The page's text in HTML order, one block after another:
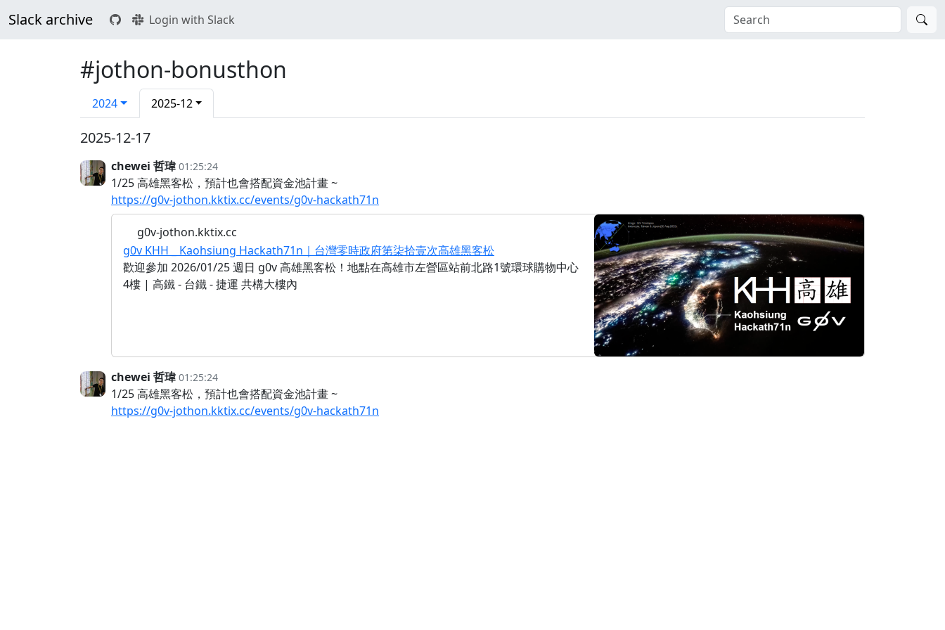
Slack archive Login with Slack
#jothon-bonusthon
2024 2025-12
2025-12-17
chewei 哲瑋 01:25:24
1/25 高雄黑客松，預計也會搭配資金池計畫 ~
https://g0v-jothon.kktix.cc/events/g0v-hackath71n
g0v-jothon.kktix.cc
g0v KHH _ Kaohsiung Hackath71n｜台灣零時政府第柒拾壹次高雄黑客松
歡迎參加 2026/01/25 週日 g0v 高雄黑客松！地點在高雄市左營區站前北路1號環球購物中心
4樓 | 高鐵 - 台鐵 - 捷運 共構大樓內
chewei 哲瑋 01:25:24
1/25 高雄黑客松，預計也會搭配資金池計畫 ~
https://g0v-jothon.kktix.cc/events/g0v-hackath71n